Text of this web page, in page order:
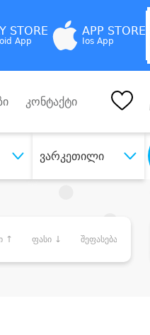
STORE
App
APP STORE
Ios App
კონტაქტი
ვარკეთილი
↑ ფასი ↓ შეფასება